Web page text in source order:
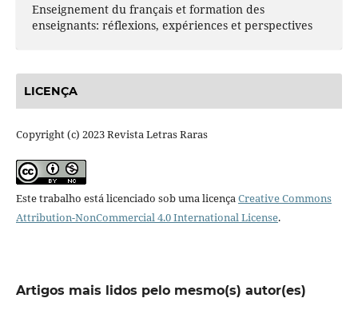
Enseignement du français et formation des
enseignants: réflexions, expériences et perspectives
LICENÇA
Copyright (c) 2023 Revista Letras Raras
Este trabalho está licenciado sob uma licençaCreative Commons
Attribution-NonCommercial 4.0 International License.
Artigos mais lidos pelo mesmo(s) autor(es)